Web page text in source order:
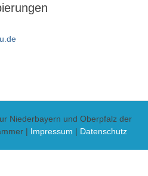
Niederbayern und Oberpfalz der
| Impressum | Datenschutz